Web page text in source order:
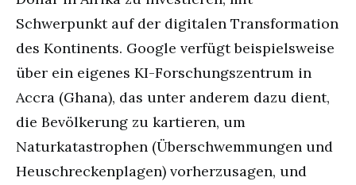
Schwerpunkt auf der digitalen Transformation
des Kontinents. Google verfügt beispielsweise
über ein eigenes KI-Forschungszentrum in
Accra (Ghana), das unter anderem dazu dient,
die Bevölkerung zu kartieren, um
Naturkatastrophen (Überschwemmungen und
Heuschreckenplagen) vorherzusagen, und